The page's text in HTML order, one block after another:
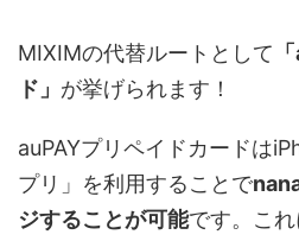
MIXIMの代替ルートとして
ド」 が挙げられます！
auPAYプリペイドカードは
プリ」を利用することで
ジすることが可能です。こ